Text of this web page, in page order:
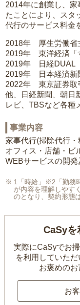
2014年に創業し、
たことにより、スタ
代行のサービス料金
2018年 厚生労働省
2019年 東洋経済「
2019年 日経DUAL
2019年 日本経済新
2022年 東京証券取
他、日経新聞、朝日
レビ、TBSなど各種
事業内容
家事代行(掃除代行
オフィス・店舗・ビ
WEBサービスの開発
1「時給」※2「勤務
が内容を理解しやす
のとなり、契約形態
CaSyを
実際にCaSyでお
を利用していただ
お褒めのお
お